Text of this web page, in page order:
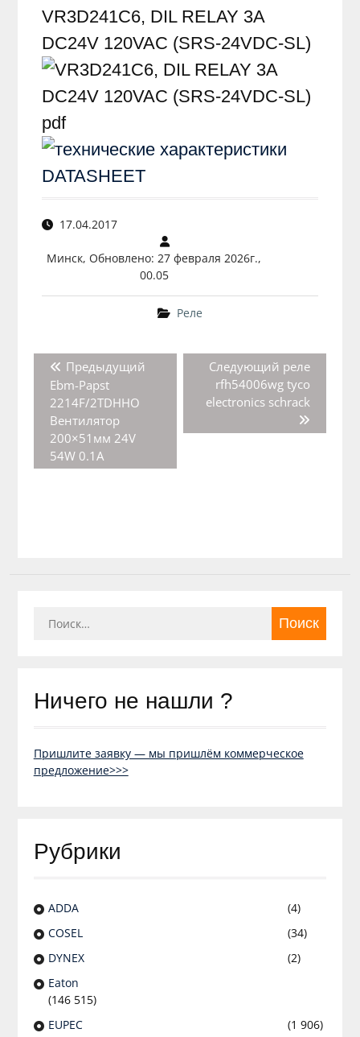
VR3D241C6, DIL RELAY 3A
DC24V 120VAC (SRS-24VDC-SL)
pdf
17.04.2017
Минск, Обновлено: 27 февраля 2026г.,
00.05
Реле
записям
Предыдущий Предыдущая
Ebm-Papst
2214F/2TDHHO
Вентилятор
200×51мм 24V
54W 0.1A
Следующий Следующая
запись:
реле
rfh54006wg tyco
electronics schrack
Ничего не нашли ?
Пришлите заявку — мы пришлём коммерческое
предложение>>>
Рубрики
ADDA
(4)
COSEL
(34)
DYNEX
(2)
Eaton
(146 515)
EUPEC
(1 906)